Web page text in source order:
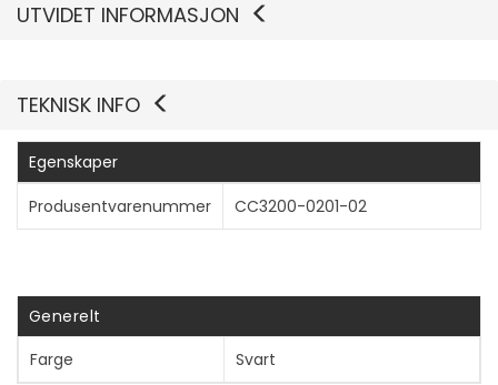
Vis mer
UTVIDET INFORMASJON
TEKNISK INFO
Egenskaper
Produsentvarenummer
CC3200-0201-02
Generelt
Farge
Svart